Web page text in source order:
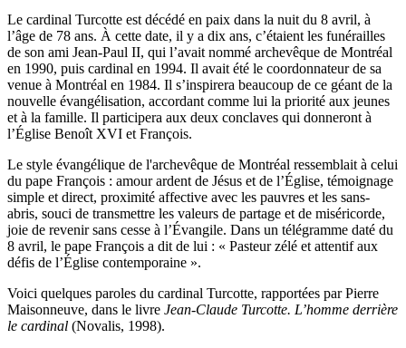
Le cardinal Turcotte est décédé en paix dans la nuit du 8 avril, à
l’âge de 78 ans. À cette date, il y a dix ans, c’étaient les funérailles
de son ami Jean-Paul II, qui l’avait nommé archevêque de Montréal
en 1990, puis cardinal en 1994. Il avait été le coordonnateur de sa
venue à Montréal en 1984. Il s’inspirera beaucoup de ce géant de la
nouvelle évangélisation, accordant comme lui la priorité aux jeunes
et à la famille. Il participera aux deux conclaves qui donneront à
l’Église Benoît XVI et François.
Le style évangélique de l'archevêque de Montréal ressemblait à celui
du pape François : amour ardent de Jésus et de l’Église, témoignage
simple et direct, proximité affective avec les pauvres et les sans-
abris, souci de transmettre les valeurs de partage et de miséricorde,
joie de revenir sans cesse à l’Évangile. Dans un télégramme daté du
8 avril, le pape François a dit de lui : « Pasteur zélé et attentif aux
défis de l’Église contemporaine ».
Voici quelques paroles du cardinal Turcotte, rapportées par Pierre
Maisonneuve, dans le livre Jean-Claude Turcotte. L’homme derrière
le cardinal (Novalis, 1998).